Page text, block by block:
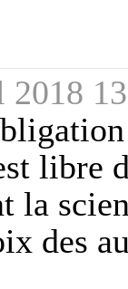
2018
libre
la
des